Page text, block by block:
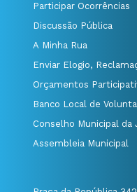
Participar Ocorrências
Discussão Pública
A Minha Rua
Enviar Elogio,
Orçamentos
Banco Local de
Conselho Municipal da
Assembleia Municipal